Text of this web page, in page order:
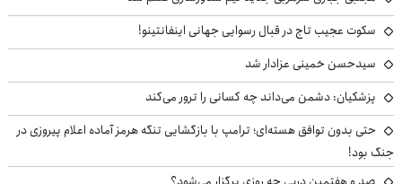
سکوت عجیب تاج در قبال رسوایی جهانی اینفانتینو!
سیدحسن خمینی عزادار شد
پزشکیان: دشمن می‌داند چه کسانی را ترور می‌کند
حتی بدون توافق هسته‌ای؛ ترامپ با بازگشایی تنگه هرمز آماده اعلام پیروزی در
جنگ بود!